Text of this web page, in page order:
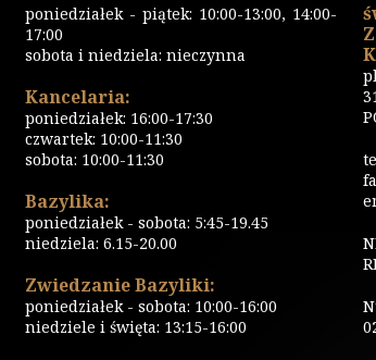
poniedziałek - piątek: 10:00-13:00, 14:00-
17:00
sobota i niedziela: nieczynna
Kancelaria:
poniedziałek: 16:00-17:30
czwartek: 10:00-11:30
sobota: 10:00-11:30
Bazylika:
poniedziałek - sobota: 5:45-19.45
niedziela: 6.15-20.00
Zwiedzanie Bazyliki:
poniedziałek - sobota: 10:00-16:00
niedziele i święta: 13:15-16:00